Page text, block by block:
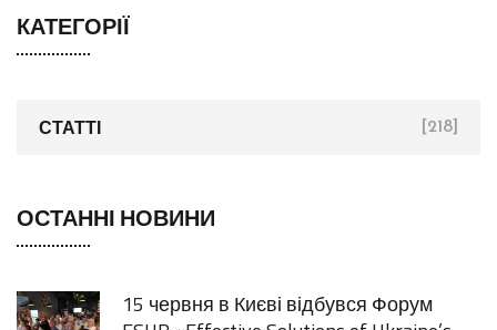
КАТЕГОРІЇ
СТАТТІ [218]
ОСТАННІ НОВИНИ
15 червня в Києві відбувся Форум